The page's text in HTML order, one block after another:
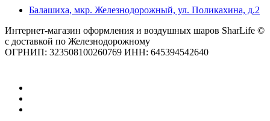
Балашиха, мкр. Железнодорожный, ул. Поликахина, д.2
Интернет-магазин оформления и воздушных шаров SharLife ©
с доставкой по Железнодорожному
ОГРНИП: 323508100260769 ИНН: 645394542640